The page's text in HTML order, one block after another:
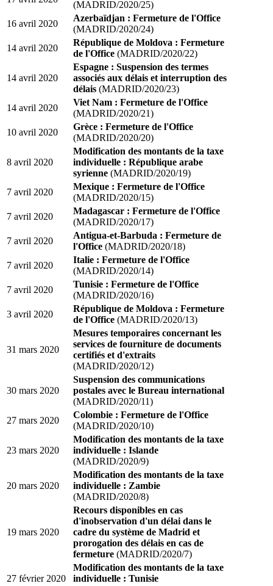
(MADRID/2020/25)
16 avril 2020
Azerbaïdjan : Fermeture de l'Office
(MADRID/2020/24)
14 avril 2020
République de Moldova : Fermeture
de l'Office (MADRID/2020/22)
14 avril 2020
Espagne : Suspension des termes
associés aux délais et interruption des
délais (MADRID/2020/23)
14 avril 2020
Viet Nam : Fermeture de l'Office
(MADRID/2020/21)
10 avril 2020
Grèce : Fermeture de l'Office
(MADRID/2020/20)
8 avril 2020
Modification des montants de la taxe
individuelle : République arabe
syrienne (MADRID/2020/19)
7 avril 2020
Mexique : Fermeture de l'Office
(MADRID/2020/15)
7 avril 2020
Madagascar : Fermeture de l'Office
(MADRID/2020/17)
7 avril 2020
Antigua-et-Barbuda : Fermeture de
l'Office (MADRID/2020/18)
7 avril 2020
Italie : Fermeture de l'Office
(MADRID/2020/14)
7 avril 2020
Tunisie : Fermeture de l'Office
(MADRID/2020/16)
3 avril 2020
République de Moldova : Fermeture
de l'Office (MADRID/2020/13)
31 mars 2020
Mesures temporaires concernant les
services de fourniture de documents
certifiés et d'extraits
(MADRID/2020/12)
30 mars 2020
Suspension des communications
postales avec le Bureau international
(MADRID/2020/11)
27 mars 2020
Colombie : Fermeture de l'Office
(MADRID/2020/10)
23 mars 2020
Modification des montants de la taxe
individuelle : Islande
(MADRID/2020/9)
20 mars 2020
Modification des montants de la taxe
individuelle : Zambie
(MADRID/2020/8)
19 mars 2020
Recours disponibles en cas
d'inobservation d'un délai dans le
cadre du système de Madrid et
prorogation des délais en cas de
fermeture (MADRID/2020/7)
27 février 2020
Modification des montants de la taxe
individuelle : Tunisie